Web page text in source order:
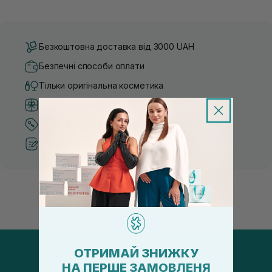
Безкоштовна доставка від 3000 UAH
Безпечні способи оплати
Тільки оригінальна косметика
Система бонусів та лояльності
Кращі ціни та топ товари
Рекомендації від косметологів
ОТРИМАЙ ЗНИЖКУ
НА ПЕРШЕ ЗАМОВЛЕНЯ